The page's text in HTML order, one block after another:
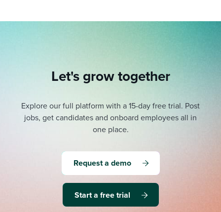
Let's grow together
Explore our full platform with a 15-day free trial. Post
jobs, get candidates and onboard employees all in
one place.
Request a demo
Start a free trial